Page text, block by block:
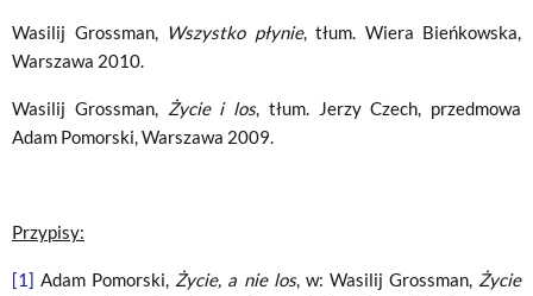
Wasilij Grossman, Wszystko płynie, tłum. Wiera Bieńkowska,
Warszawa 2010.
Wasilij Grossman, Życie i los, tłum. Jerzy Czech, przedmowa
Adam Pomorski, Warszawa 2009.
Przypisy:
[1] Adam Pomorski, Życie, a nie los, w: Wasilij Grossman, Życie